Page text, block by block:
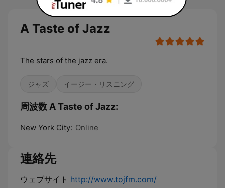
A Taste of Jazz
The stars of the jazz era.
ジャズ イージー・リスニング
周波数 A Taste of Jazz:
New York City: Online
連絡先
ウェブサイト http://www.tojfm.com/